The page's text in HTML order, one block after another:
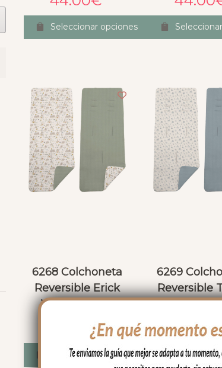
Seleccionar opciones
6268 Colchoneta
Reversible Erick
Verano Verde
€
Seleccionar opciones
6269
Reversible
Marinero
44.00
opciones, consejo...Lo dicho,
hay tiendas y luego están
este tipo de empresas en las